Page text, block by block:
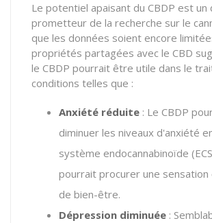
Le potentiel apaisant du CBDP est un
prometteur de la recherche sur le
que les données soient encore
propriétés partagées avec le CBD
le CBDP pourrait être utile dans le
conditions telles que :
Anxiété réduite : Le CBDP
diminuer les niveaux d'anxiété
système endocannabinoïde
pourrait procurer une sensation
de bien-être​​.
Dépression diminuée :